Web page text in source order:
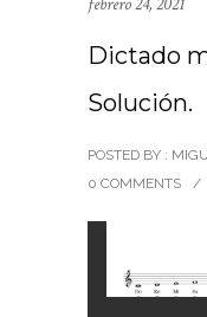
Dictado
Solución.
POSTED BY :
0 COMMENTS
/